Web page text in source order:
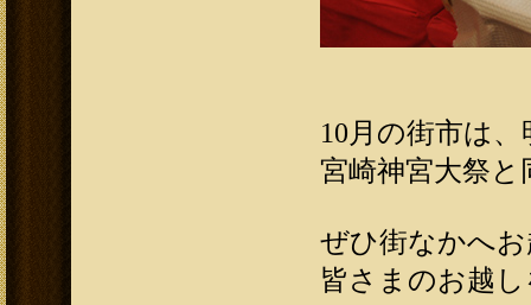
10月の街市は、
宮崎神宮大祭
ぜひ街なかへ
皆さまのお越